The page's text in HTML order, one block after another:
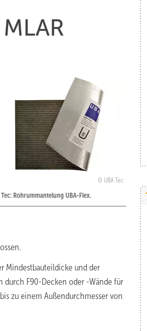
UBA Tec
Tec: Rohrummantelung UBA-Flex.
Mindestbauteildicke und der
F90-Decken oder -Wände für
zu einem Außendurchmesser von